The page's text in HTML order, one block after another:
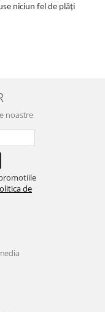
niciun fel de plăți
noastre
de